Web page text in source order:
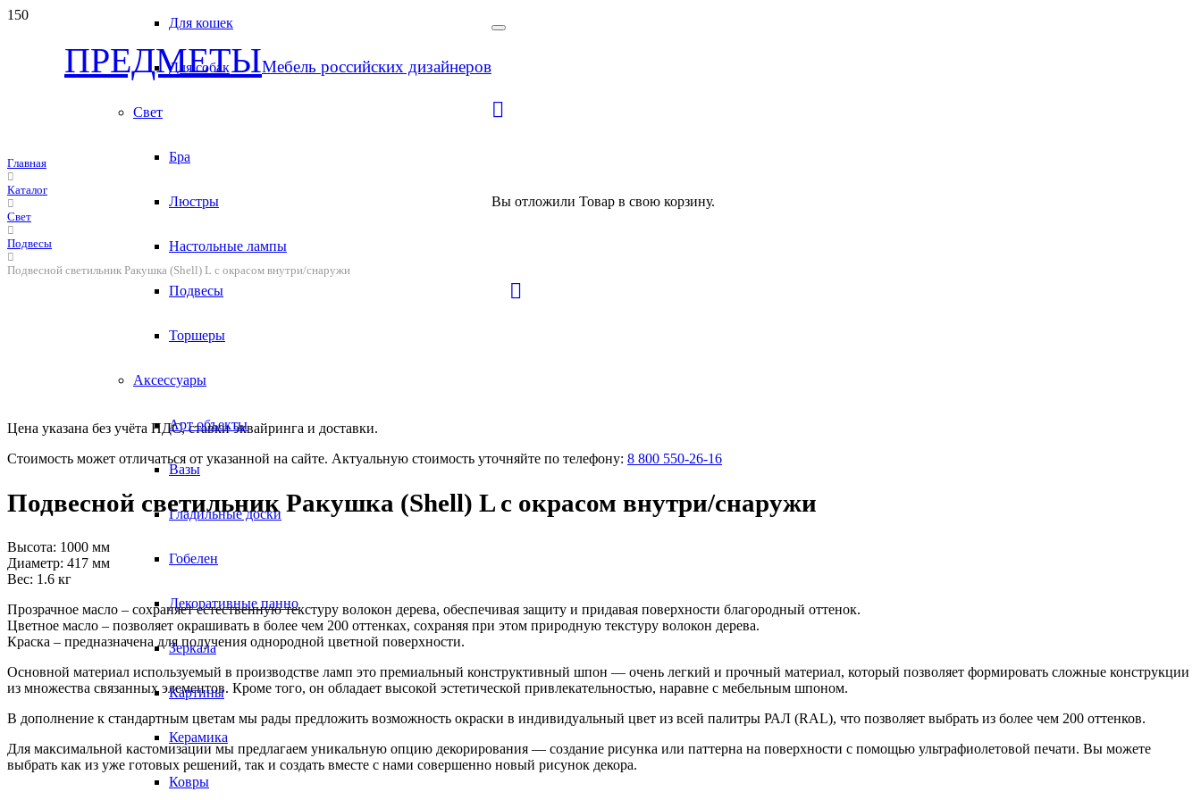
ПРЕДМЕТЫМебель российских дизайнеров
Вы отложили Товар в свою корзину.
Для кошек
Для собак
Свет
Бра
Люстры
Настольные лампы
Подвесы
Торшеры
Аксессуары
Арт объекты
Вазы
Гладильные доски
Гобелен
Декоративные панно
Зеркала
Картины
Керамика
Ковры
Главная
Каталог
Свет
Подвесы
Подвесной светильник Ракушка (Shell) L с окрасом внутри/снаружи
Цена указана без учёта НДС, ставки эквайринга и доставки.
Стоимость может отличаться от указанной на сайте. Актуальную стоимость уточняйте по телефону: 8 800 550-26-16
Подвесной светильник Ракушка (Shell) L с окрасом внутри/снаружи
Высота: 1000 мм
Диаметр: 417 мм
Вес: 1.6 кг
Прозрачное масло – сохраняет естественную текстуру волокон дерева, обеспечивая защиту и придавая поверхности благородный оттенок.
Цветное масло – позволяет окрашивать в более чем 200 оттенках, сохраняя при этом природную текстуру волокон дерева.
Краска – предназначена для получения однородной цветной поверхности.
Основной материал используемый в производстве ламп это премиальный конструктивный шпон — очень легкий и прочный материал, который позволяет формировать сложные конструкции
из множества связанных элементов. Кроме того, он обладает высокой эстетической привлекательностью, наравне с мебельным шпоном.
В дополнение к стандартным цветам мы рады предложить возможность окраски в индивидуальный цвет из всей палитры РАЛ (RAL), что позволяет выбрать из более чем 200 оттенков.
Для максимальной кастомизации мы предлагаем уникальную опцию декорирования — создание рисунка или паттерна на поверхности с помощью ультрафиолетовой печати. Вы можете
выбрать как из уже готовых решений, так и создать вместе с нами совершенно новый рисунок декора.